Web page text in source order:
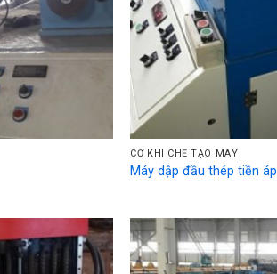
CƠ KHÍ CHẾ TẠO MÁY
Máy dập đầu thép tiền áp